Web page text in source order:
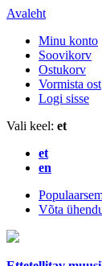
Avaleht
Minu konto
Soovikorv
Ostukorv
Vormista ost
Logi sisse
Vali keel: et
et
en
Võta